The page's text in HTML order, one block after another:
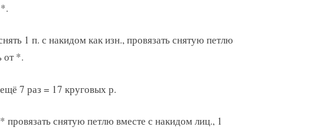
1 п. с накидом как изн., провязать снятую петлю
от *.
7 раз = 17 круговых р.
провязать снятую петлю вместе с накидом лиц., 1